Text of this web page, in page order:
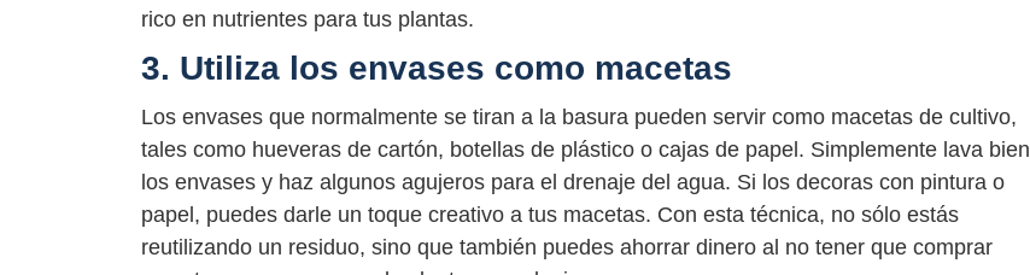
rico en nutrientes para tus plantas.
3. Utiliza los envases como macetas
Los envases que normalmente se tiran a la basura pueden servir como macetas de cultivo,
tales como hueveras de cartón, botellas de plástico o cajas de papel. Simplemente lava bien
los envases y haz algunos agujeros para el drenaje del agua. Si los decoras con pintura o
papel, puedes darle un toque creativo a tus macetas. Con esta técnica, no sólo estás
reutilizando un residuo, sino que también puedes ahorrar dinero al no tener que comprar